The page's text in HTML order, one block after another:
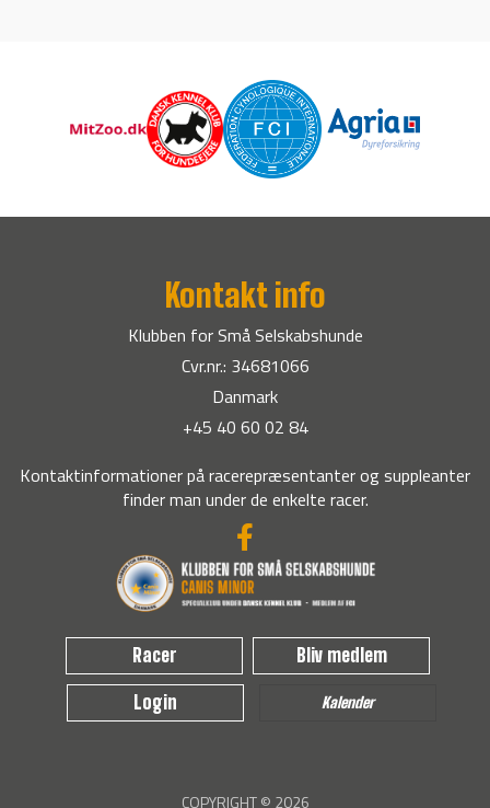
Kontakt info
Klubben for Små Selskabshunde
Cvr.nr.: 34681066
Danmark
+45 40 60 02 84
Kontaktinformationer på racerepræsentanter og suppleanter
finder man under de enkelte racer.
Racer Bliv medlem
Login Kalender
COPYRIGHT © 2026